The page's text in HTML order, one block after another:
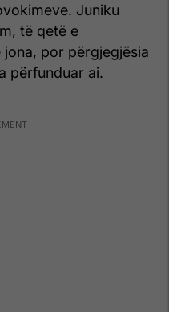
Juniku
të qetë e
por përgjegjësia
përfunduar ai.